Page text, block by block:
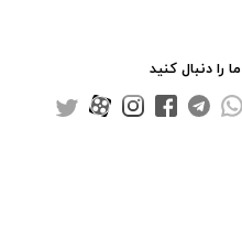
ما را دنبال کنید